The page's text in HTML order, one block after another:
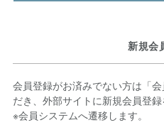
新規会
会員登録がお済みでない方は「
だき、外部サイトに新規会員登録
※会員システムへ遷移します。